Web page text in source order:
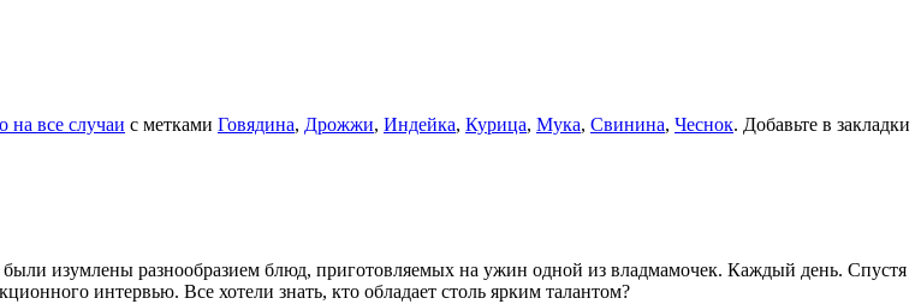
на все случаи с метками Говядина, Дрожжи, Индейка, Курица, Мука, Свинина, Чеснок. Добавьте в закладки
изумлены разнообразием блюд, приготовляемых на ужин одной из владмамочек. Каждый день. Спустя
интервью. Все хотели знать, кто обладает столь ярким талантом?